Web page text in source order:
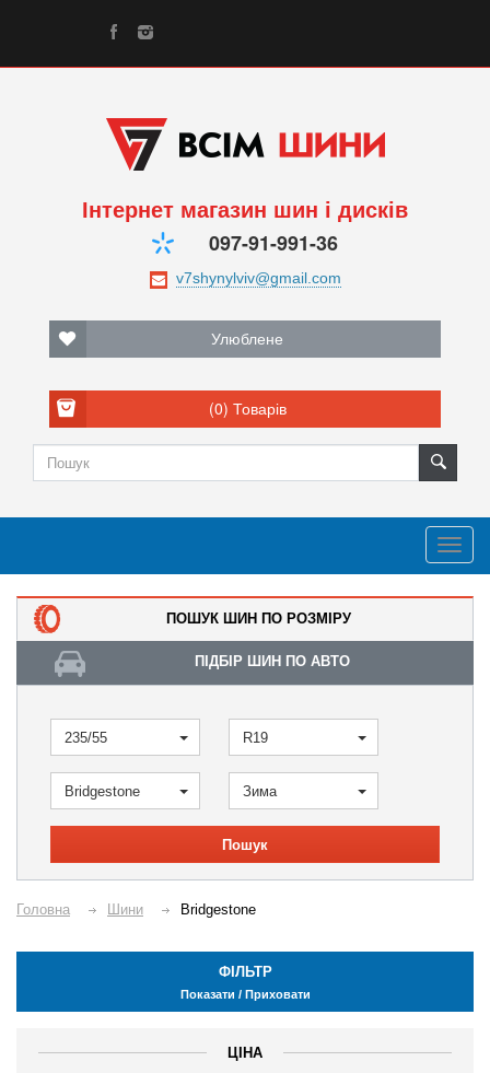
Інтернет магазин шин і дисків
097-91-991-36
Улюблене
(0) Товарів
ПОШУК ШИН ПО РОЗМІРУ
ПІДБІР ШИН ПО АВТО
235/55 R19
Bridgestone Зима
Пошук
Головна Шини Bridgestone
ФІЛЬТР
Показати / Приховати
ЦІНА